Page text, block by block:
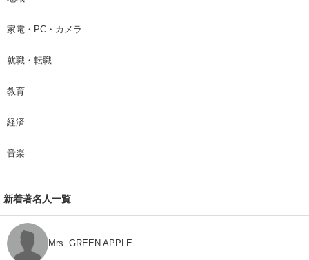
家電・PC・カメラ
就職・転職
教育
経済
音楽
新着著名人一覧
Mrs. GREEN APPLE